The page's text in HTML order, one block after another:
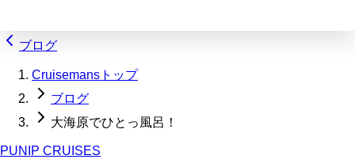
ブログ
Cruisemansトップ
ブログ
大海原でひとっ風呂！
PUNIP CRUISES